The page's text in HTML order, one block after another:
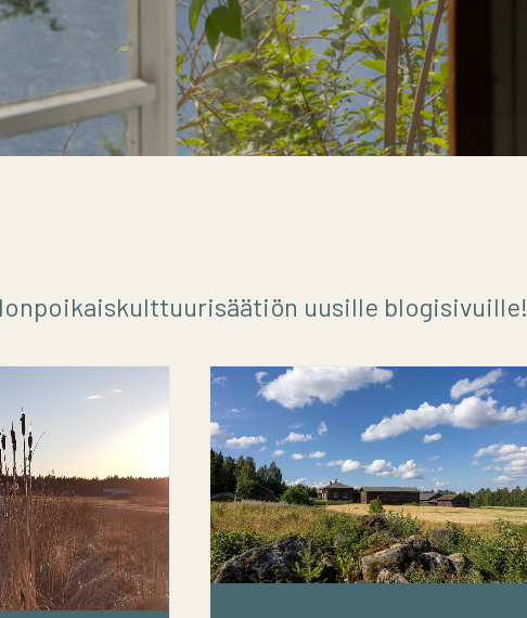
uusille blogisivuille!